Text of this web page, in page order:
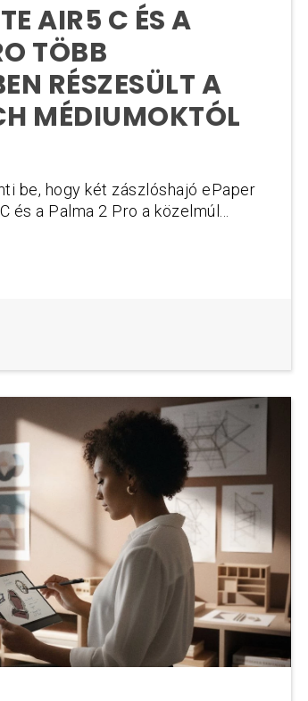
AIR5 C ÉS A
TÖBB
RÉSZESÜLT A
MÉDIUMOKTÓL
be, hogy két zászlóshajó ePaper
és a Palma 2 Pro a közelmúl...